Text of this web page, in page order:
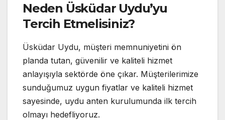
Neden Üsküdar Uydu’yu
Tercih Etmelisiniz?
Üsküdar Uydu, müşteri memnuniyetini ön
planda tutan, güvenilir ve kaliteli hizmet
anlayışıyla sektörde öne çıkar. Müşterilerimize
sunduğumuz uygun fiyatlar ve kaliteli hizmet
sayesinde, uydu anten kurulumunda ilk tercih
olmayı hedefliyoruz.